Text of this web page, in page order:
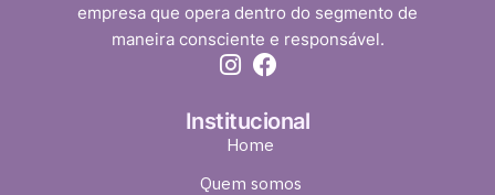
empresa que opera dentro do segmento de
maneira consciente e responsável.
Institucional
Home
Quem somos